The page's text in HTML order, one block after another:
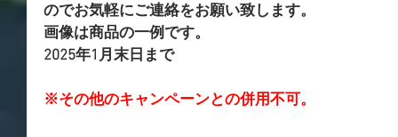
のでお気軽にご連絡をお願い致します。
​画像は商品の一例です。
2025年1月末日まで
​※その他のキャンペーンとの併用不可。